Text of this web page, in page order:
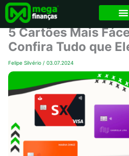
para
conteúdo
5 Cartões Mais
Confira Tudo que
Felipe Silvério / 03.07.2024